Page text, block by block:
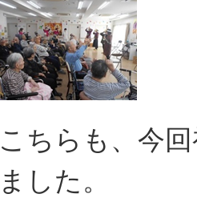
こちらも、今
ました。